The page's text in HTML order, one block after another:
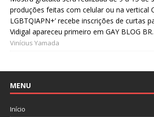
produções feitas com celular ou na vertical
LGBTQIAPN+’ recebe inscrições de curtas
Vidigal apareceu primeiro em GAY BLOG BR.
Vinícius Yamada
MENU
Início